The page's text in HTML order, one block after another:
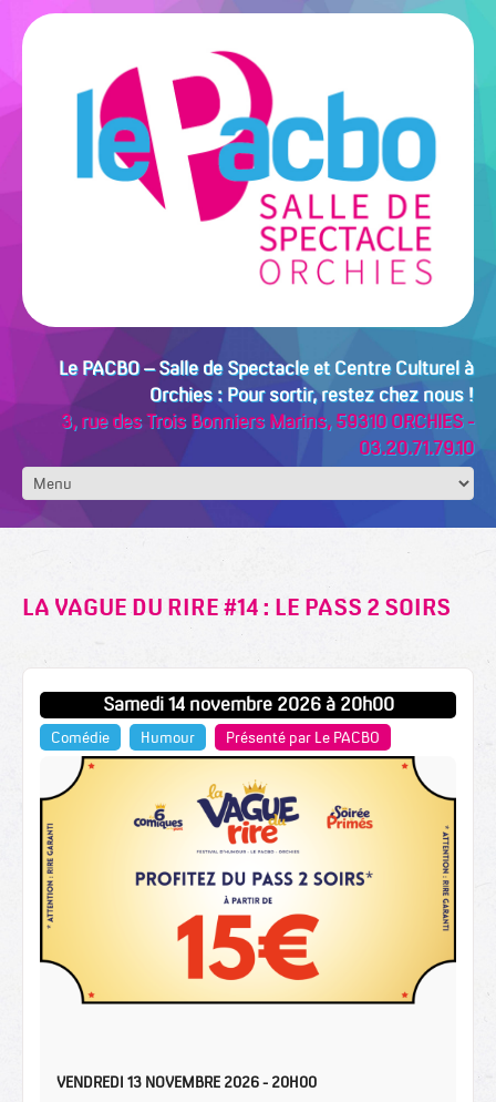
Le PACBO – Salle de Spectacle et Centre Culturel à
Orchies : Pour sortir, restez chez nous !
3, rue des Trois Bonniers Marins, 59310 ORCHIES -
03.20.71.79.10
LA VAGUE DU RIRE #14 : LE PASS 2 SOIRS
Samedi 14 novembre 2026 à 20h00
Comédie Humour Présenté par Le PACBO
VENDREDI 13 NOVEMBRE 2026 - 20H00